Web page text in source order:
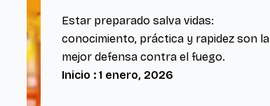
Estar preparado salva vidas:
conocimiento, práctica y rapidez son la
mejor defensa contra el fuego.
Inicio : 1 enero, 2026